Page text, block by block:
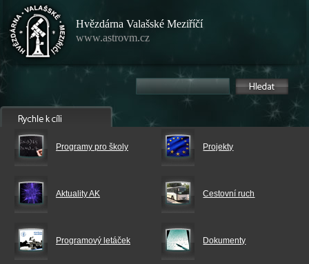
Hvězdárna Valašské Meziříčí
www.astrovm.cz
Programy pro školy Projekty
Aktuality AK Cestovní ruch
Programový letáček Dokumenty